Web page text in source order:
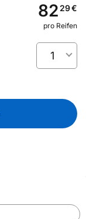
82 29€
pro Reifen
1